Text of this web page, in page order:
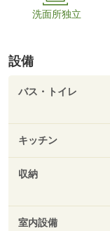
洗面所独立
設備
バス・トイレ
キッチン
収納
室内設備